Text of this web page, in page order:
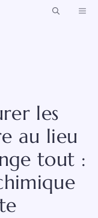
les
au lieu
tout :